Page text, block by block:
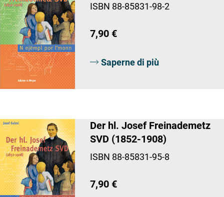
ISBN 88-85831-98-2
7,90 €
Saperne di più
Der hl. Josef Freinademetz
SVD (1852-1908)
ISBN 88-85831-95-8
7,90 €